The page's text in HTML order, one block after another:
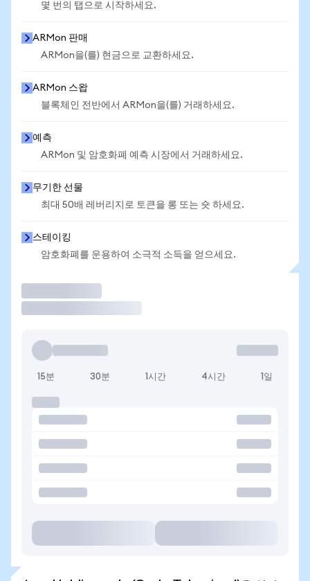
몇 번의 탭으로 시작하세요.
ARMon 판매
ARMon을(를) 현금으로 교환하세요.
ARMon 스왑
블록체인 전반에서 ARMon을(를) 거래하세요.
예측
ARMon 및 암호화폐 예측 시장에서 거래하세요.
무기한 선물
최대 50배 레버리지로 토큰을 롱 또는 숏 하세요.
스테이킹
암호화폐를 운용하여 소극적 소득을 얻으세요.
15분 30분 1시간 4시간 1일